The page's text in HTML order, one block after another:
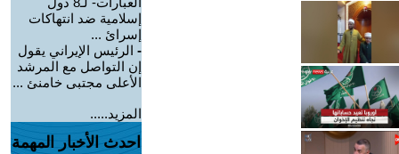
إسلامية ضد انتهاكات
إسرائ ...
- الرئيس الإيراني يقول
إن التواصل مع المرشد
الأعلى مجتبى خامنئ ...
المزيد.....
احدث الأخبار المهمة